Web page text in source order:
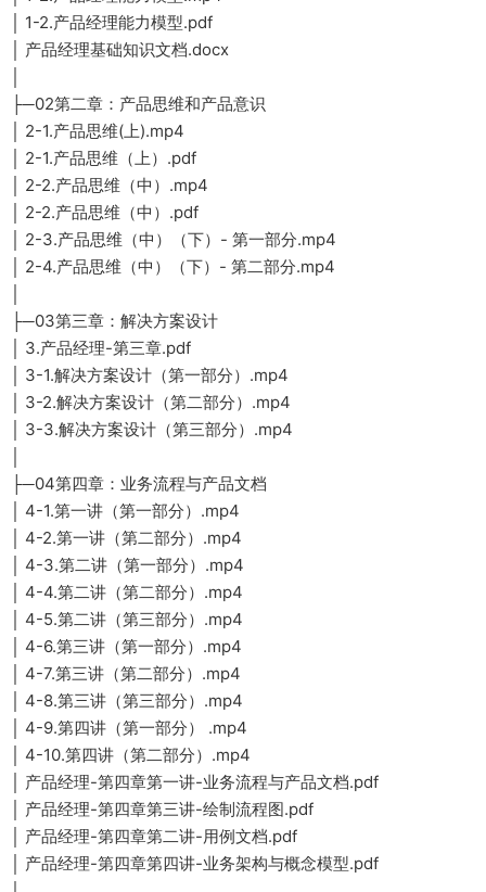
│ 1-2.产品经理能力模型.pdf
│ 产品经理基础知识文档.docx
├─02第二章：产品思维和产品意识
│ 2-1.产品思维(上).mp4
│ 2-1.产品思维（上）.pdf
│ 2-2.产品思维（中）.mp4
│ 2-2.产品思维（中）.pdf
│ 2-3.产品思维（中）（下）- 第一部分.mp4
│ 2-4.产品思维（中）（下）- 第二部分.mp4
├─03第三章：解决方案设计
│ 3.产品经理-第三章.pdf
│ 3-1.解决方案设计（第一部分）.mp4
│ 3-2.解决方案设计（第二部分）.mp4
│ 3-3.解决方案设计（第三部分）.mp4
├─04第四章：业务流程与产品文档
│ 4-1.第一讲（第一部分）.mp4
│ 4-2.第一讲（第二部分）.mp4
│ 4-3.第二讲（第一部分）.mp4
│ 4-4.第二讲（第二部分）.mp4
│ 4-5.第二讲（第三部分）.mp4
│ 4-6.第三讲（第一部分）.mp4
│ 4-7.第三讲（第二部分）.mp4
│ 4-8.第三讲（第三部分）.mp4
│ 4-9.第四讲（第一部分） .mp4
│ 4-10.第四讲（第二部分）.mp4
│ 产品经理-第四章第一讲-业务流程与产品文档.pdf
│ 产品经理-第四章第三讲-绘制流程图.pdf
│ 产品经理-第四章第二讲-用例文档.pdf
│ 产品经理-第四章第四讲-业务架构与概念模型.pdf